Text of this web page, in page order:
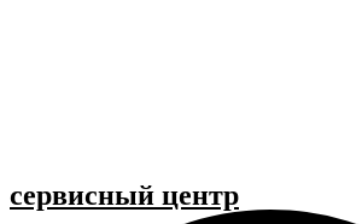
cервисный центр